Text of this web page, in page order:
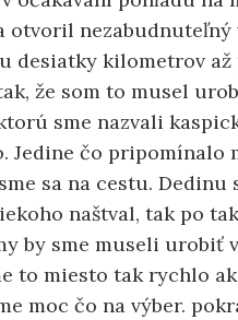
otvoril nezabudnuteľný
desiatky kilometrov
že som to musel
sme nazvali
Jedine čo pripomínalo
sa na cestu. Dedinu
naštval, tak po
by sme museli urobiť
to miesto tak rychlo
moc čo na výber.